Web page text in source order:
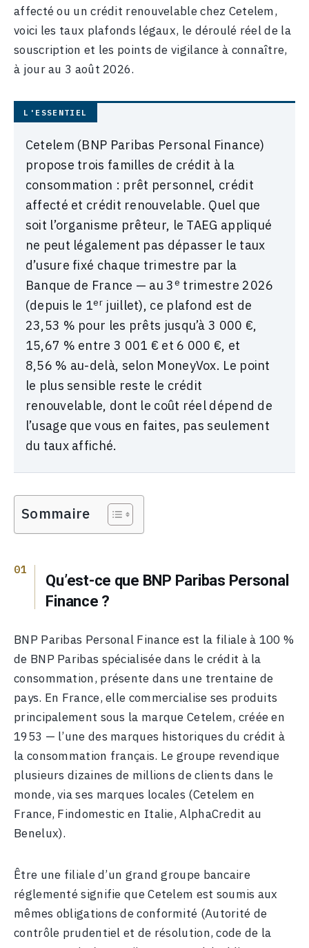
affecté ou un crédit renouvelable chez Cetelem,
voici les taux plafonds légaux, le déroulé réel de la
souscription et les points de vigilance à connaître,
à jour au 3 août 2026.
Cetelem (BNP Paribas Personal Finance)
propose trois familles de crédit à la
consommation : prêt personnel, crédit
affecté et crédit renouvelable. Quel que
soit l’organisme prêteur, le TAEG appliqué
ne peut légalement pas dépasser le taux
d’usure fixé chaque trimestre par la
Banque de France — au 3e trimestre 2026
(depuis le 1er juillet), ce plafond est de
23,53 % pour les prêts jusqu’à 3 000 €,
15,67 % entre 3 001 € et 6 000 €, et
8,56 % au-delà, selon MoneyVox. Le point
le plus sensible reste le crédit
renouvelable, dont le coût réel dépend de
l’usage que vous en faites, pas seulement
du taux affiché.
Sommaire
Qu’est-ce que BNP Paribas Personal
Finance ?
BNP Paribas Personal Finance est la filiale à 100 %
de BNP Paribas spécialisée dans le crédit à la
consommation, présente dans une trentaine de
pays. En France, elle commercialise ses produits
principalement sous la marque Cetelem, créée en
1953 — l’une des marques historiques du crédit à
la consommation français. Le groupe revendique
plusieurs dizaines de millions de clients dans le
monde, via ses marques locales (Cetelem en
France, Findomestic en Italie, AlphaCredit au
Benelux).
Être une filiale d’un grand groupe bancaire
réglementé signifie que Cetelem est soumis aux
mêmes obligations de conformité (Autorité de
contrôle prudentiel et de résolution, code de la